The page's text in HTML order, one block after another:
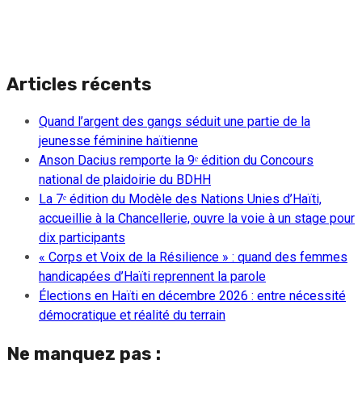
Articles récents
Quand l’argent des gangs séduit une partie de la
jeunesse féminine haïtienne
Anson Dacius remporte la 9ᵉ édition du Concours
national de plaidoirie du BDHH
La 7ᵉ édition du Modèle des Nations Unies d’Haïti,
accueillie à la Chancellerie, ouvre la voie à un stage pour
dix participants
« Corps et Voix de la Résilience » : quand des femmes
handicapées d’Haïti reprennent la parole
Élections en Haïti en décembre 2026 : entre nécessité
démocratique et réalité du terrain
Ne manquez pas :